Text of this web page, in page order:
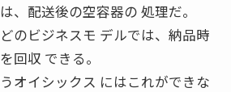
、配送後の空容器の 処理だ。
のビジネスモ デルでは、納品時
回収 できる。
オイシックス にはこれができな